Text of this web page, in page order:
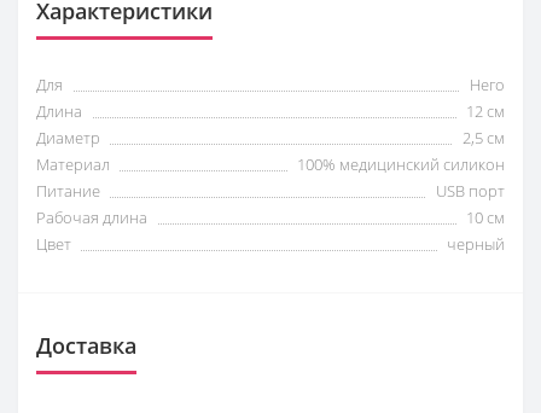
Характеристики
Для
Него
Длина
12 см
Диаметр
2,5 см
Материал
100% медицинский силикон
Питание
USB порт
Рабочая длина
10 см
Цвет
черный
Доставка